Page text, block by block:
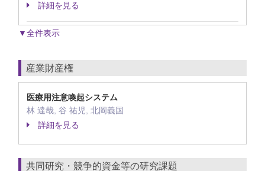
詳細を見る
▼全件表示
産業財産権
医療用注意喚起システム
林 達哉, 谷 祐児, 北岡義国
詳細を見る
共同研究・競争的資金等の研究課題